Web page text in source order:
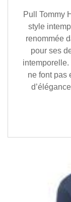
Pull Tommy
style
renommée
pour ses
ne font pas